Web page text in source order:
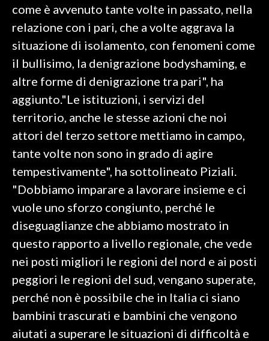
come è avvenuto tante volte in passato, nella
relazione con i pari, che a volte aggrava la
situazione di isolamento, con fenomeni come
il bullisimo, la denigrazione bodyshaming, e
altre forme di denigrazione tra pari", ha
aggiunto."Le istituzioni, i servizi del
territorio, anche le stesse azioni che noi
attori del terzo settore mettiamo in campo,
tante volte non sono in grado di agire
tempestivamente", ha sottolineato Piziali.
"Dobbiamo imparare a lavorare insieme e ci
vuole uno sforzo congiunto, perché le
diseguaglianze che abbiamo mostrato in
questo rapporto a livello regionale, che vede
nei posti migliori le regioni del nord e ai posti
peggiori le regioni del sud, vengano superate,
perché non è possibile che in Italia ci siano
bambini trascurati e bambini che vengono
aiutati a superare le situazioni di difficoltà e